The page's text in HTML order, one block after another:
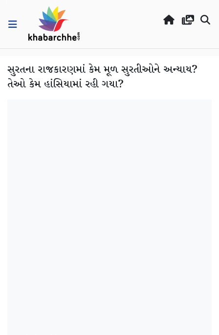
સુરતના રાજકારણમાં કેમ મૂળ સુરતીઓને અન્યાય?
તેઓ કેમ હાંસિયામાં રહી ગયા?